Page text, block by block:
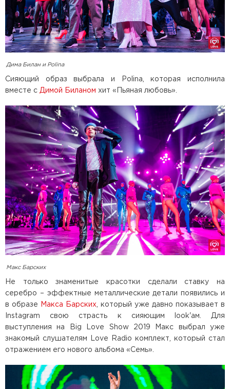
Дима Билан и Polina
Сияющий образ выбрала и Polina, которая исполнила
вместе с Димой Биланом хит «Пьяная любовь».
Макс Барских
Не только знаменитые красотки сделали ставку на
серебро – эффектные металлические детали появились и
в образе
Макса Барских, который уже давно показывает в
Instagram свою страсть к сияющим look'ам. Для
выступления на Big Love Show 2019 Макс выбрал уже
знакомый слушателям Love Radio комплект, который стал
отражением его нового альбома «Семь».